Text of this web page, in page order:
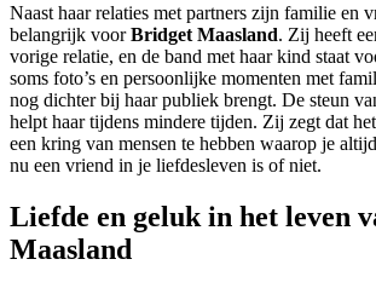
Naast haar relaties met partners zijn familie en
belangrijk voorBridget Maasland. Zij heeft
vorige relatie, en de band met haar kind staat
soms foto’s en persoonlijke momenten met
nog dichter bij haar publiek brengt. De steun
helpt haar tijdens mindere tijden. Zij zegt dat
een kring van mensen te hebben waarop je
nu een vriend in je liefdesleven is of niet.
Liefde en geluk in het leven
Maasland